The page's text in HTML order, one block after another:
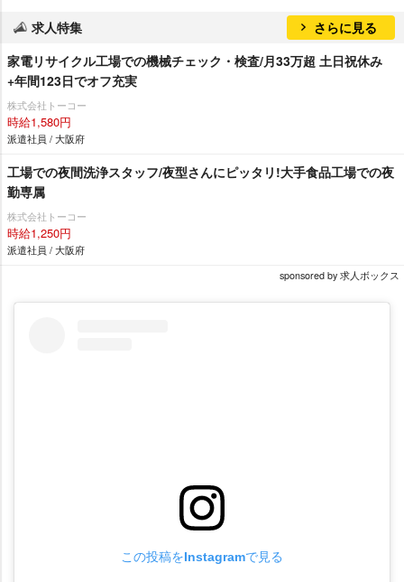
求人特集
さらに見る
家電リサイクル工場での機械チェック・検査/月33万超 土日祝休み
+年間123日でオフ充実
株式会社トーコー
時給1,580円
派遣社員 / 大阪府
工場での夜間洗浄スタッフ/夜型さんにピッタリ!大手食品工場での夜
勤専属
株式会社トーコー
時給1,250円
派遣社員 / 大阪府
sponsored by 求人ボックス
この投稿をInstagramで見る